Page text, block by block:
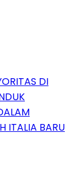
DI
ITALIA BARU